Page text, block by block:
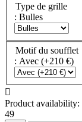
Type de grille
: Bulles
Motif du soufflet
: Avec (+210 €)

Product availability:
49